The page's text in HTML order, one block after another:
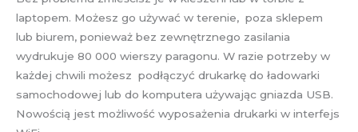
laptopem. Możesz go używać w terenie, poza sklepem
lub biurem, ponieważ bez zewnętrznego zasilania
wydrukuje 80 000 wierszy paragonu. W razie potrzeby w
każdej chwili możesz podłączyć drukarkę do ładowarki
samochodowej lub do komputera używając gniazda USB.
Nowością jest możliwość wyposażenia drukarki w interfejs